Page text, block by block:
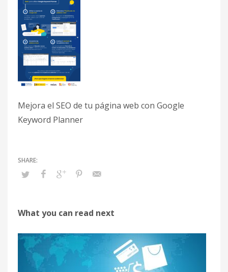
Mejora el SEO de tu página web con Google
Keyword Planner
What you can read next